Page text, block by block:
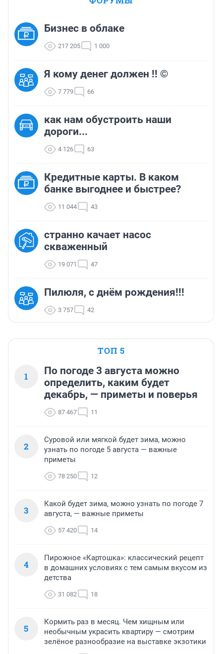
Бизнес в облаке
217 205 1 000
Я кому денег должен !! ©
7 779 66
как нам обустроить наши
дороги...
4 126 63
Кредитные карты. В каком
банке выгоднее и быстрее?
11 044 43
странно качает насос
скваженный
19 071 47
Пилюля, с днём рождения!!!
3 757 42
ТОП 5
1
По погоде 3 августа можно
определить, каким будет
декабрь, — приметы и поверья
87 467 11
2
Суровой или мягкой будет зима, можно
узнать по погоде 5 августа — важные
приметы
78 250 12
3
Какой будет зима, можно узнать по погоде 7
августа, — важные приметы
57 420 14
4
Пирожное «Картошка»: классический рецепт
в домашних условиях с тем самым вкусом из
детства
31 082 18
5
Кормить раз в месяц. Чем хищным или
необычным украсить квартиру — смотрим
зелёное разнообразие на выставке экзотики